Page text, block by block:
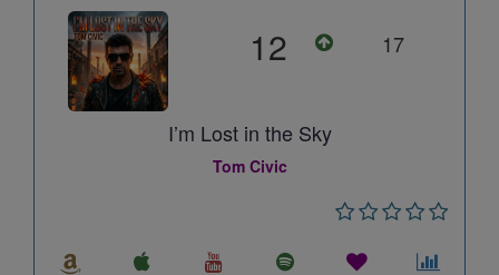
12 17
I’m Lost in the Sky
Tom Civic